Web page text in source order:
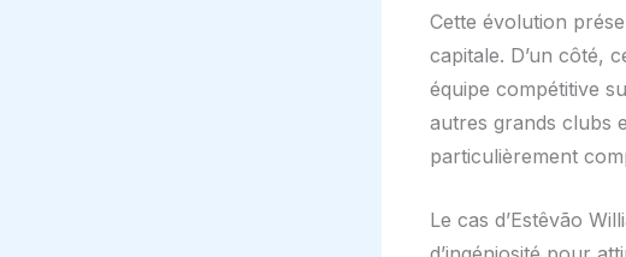
Cette évolution
capitale. D’un côté,
équipe compétitive
autres grands clubs
particulièrement
Le cas d’Estêvão